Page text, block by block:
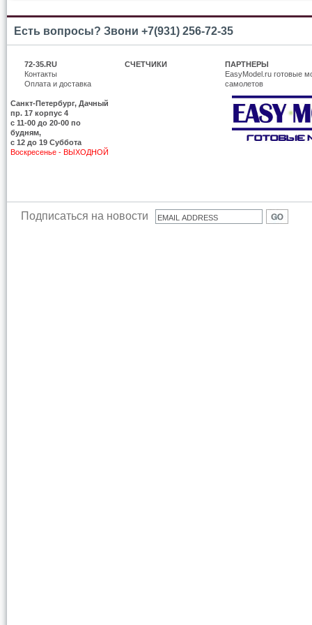
Есть вопросы? Звони +7(931) 256-72-35
72-35.RU
Контакты
Оплата и доставка
Санкт-Петербург, Дачный
пр. 17 корпус 4
c 11-00 до 20-00 по
будням,
с 12 до 19 Суббота
Воскресенье - ВЫХОДНОЙ
СЧЕТЧИКИ
ПАРТНЕРЫ
EasyModel.ru готовые
самолетов
Подписаться на новости